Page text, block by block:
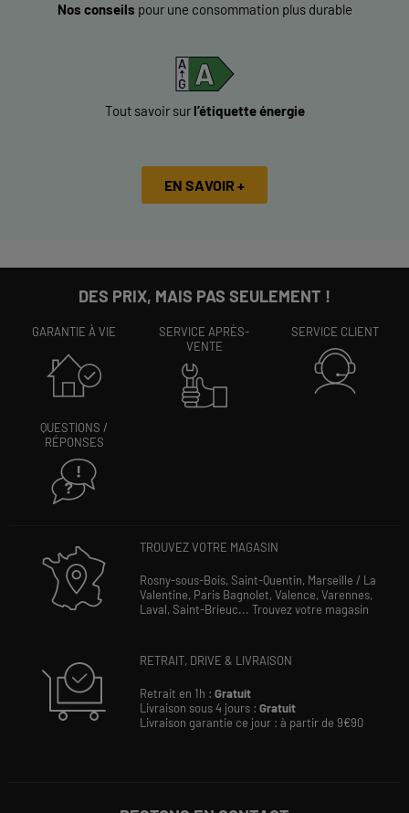
Nos conseils pour une consommation plus durable
Tout savoir surl’étiquette énergie
EN SAVOIR +
DES PRIX, MAIS PAS SEULEMENT !
GARANTIE À VIE
SERVICE APRÈS-
VENTE
SERVICE CLIENT
QUESTIONS /
RÉPONSES
TROUVEZ VOTRE MAGASIN
Rosny-sous-Bois, Saint-Quentin, Marseille / La
Valentine, Paris Bagnolet, Valence, Varennes,
Laval, Saint-Brieuc... Trouvez votre magasin
RETRAIT, DRIVE & LIVRAISON
Retrait en 1h : Gratuit
Livraison sous 4 jours : Gratuit
Livraison garantie ce jour : à partir de 9€90